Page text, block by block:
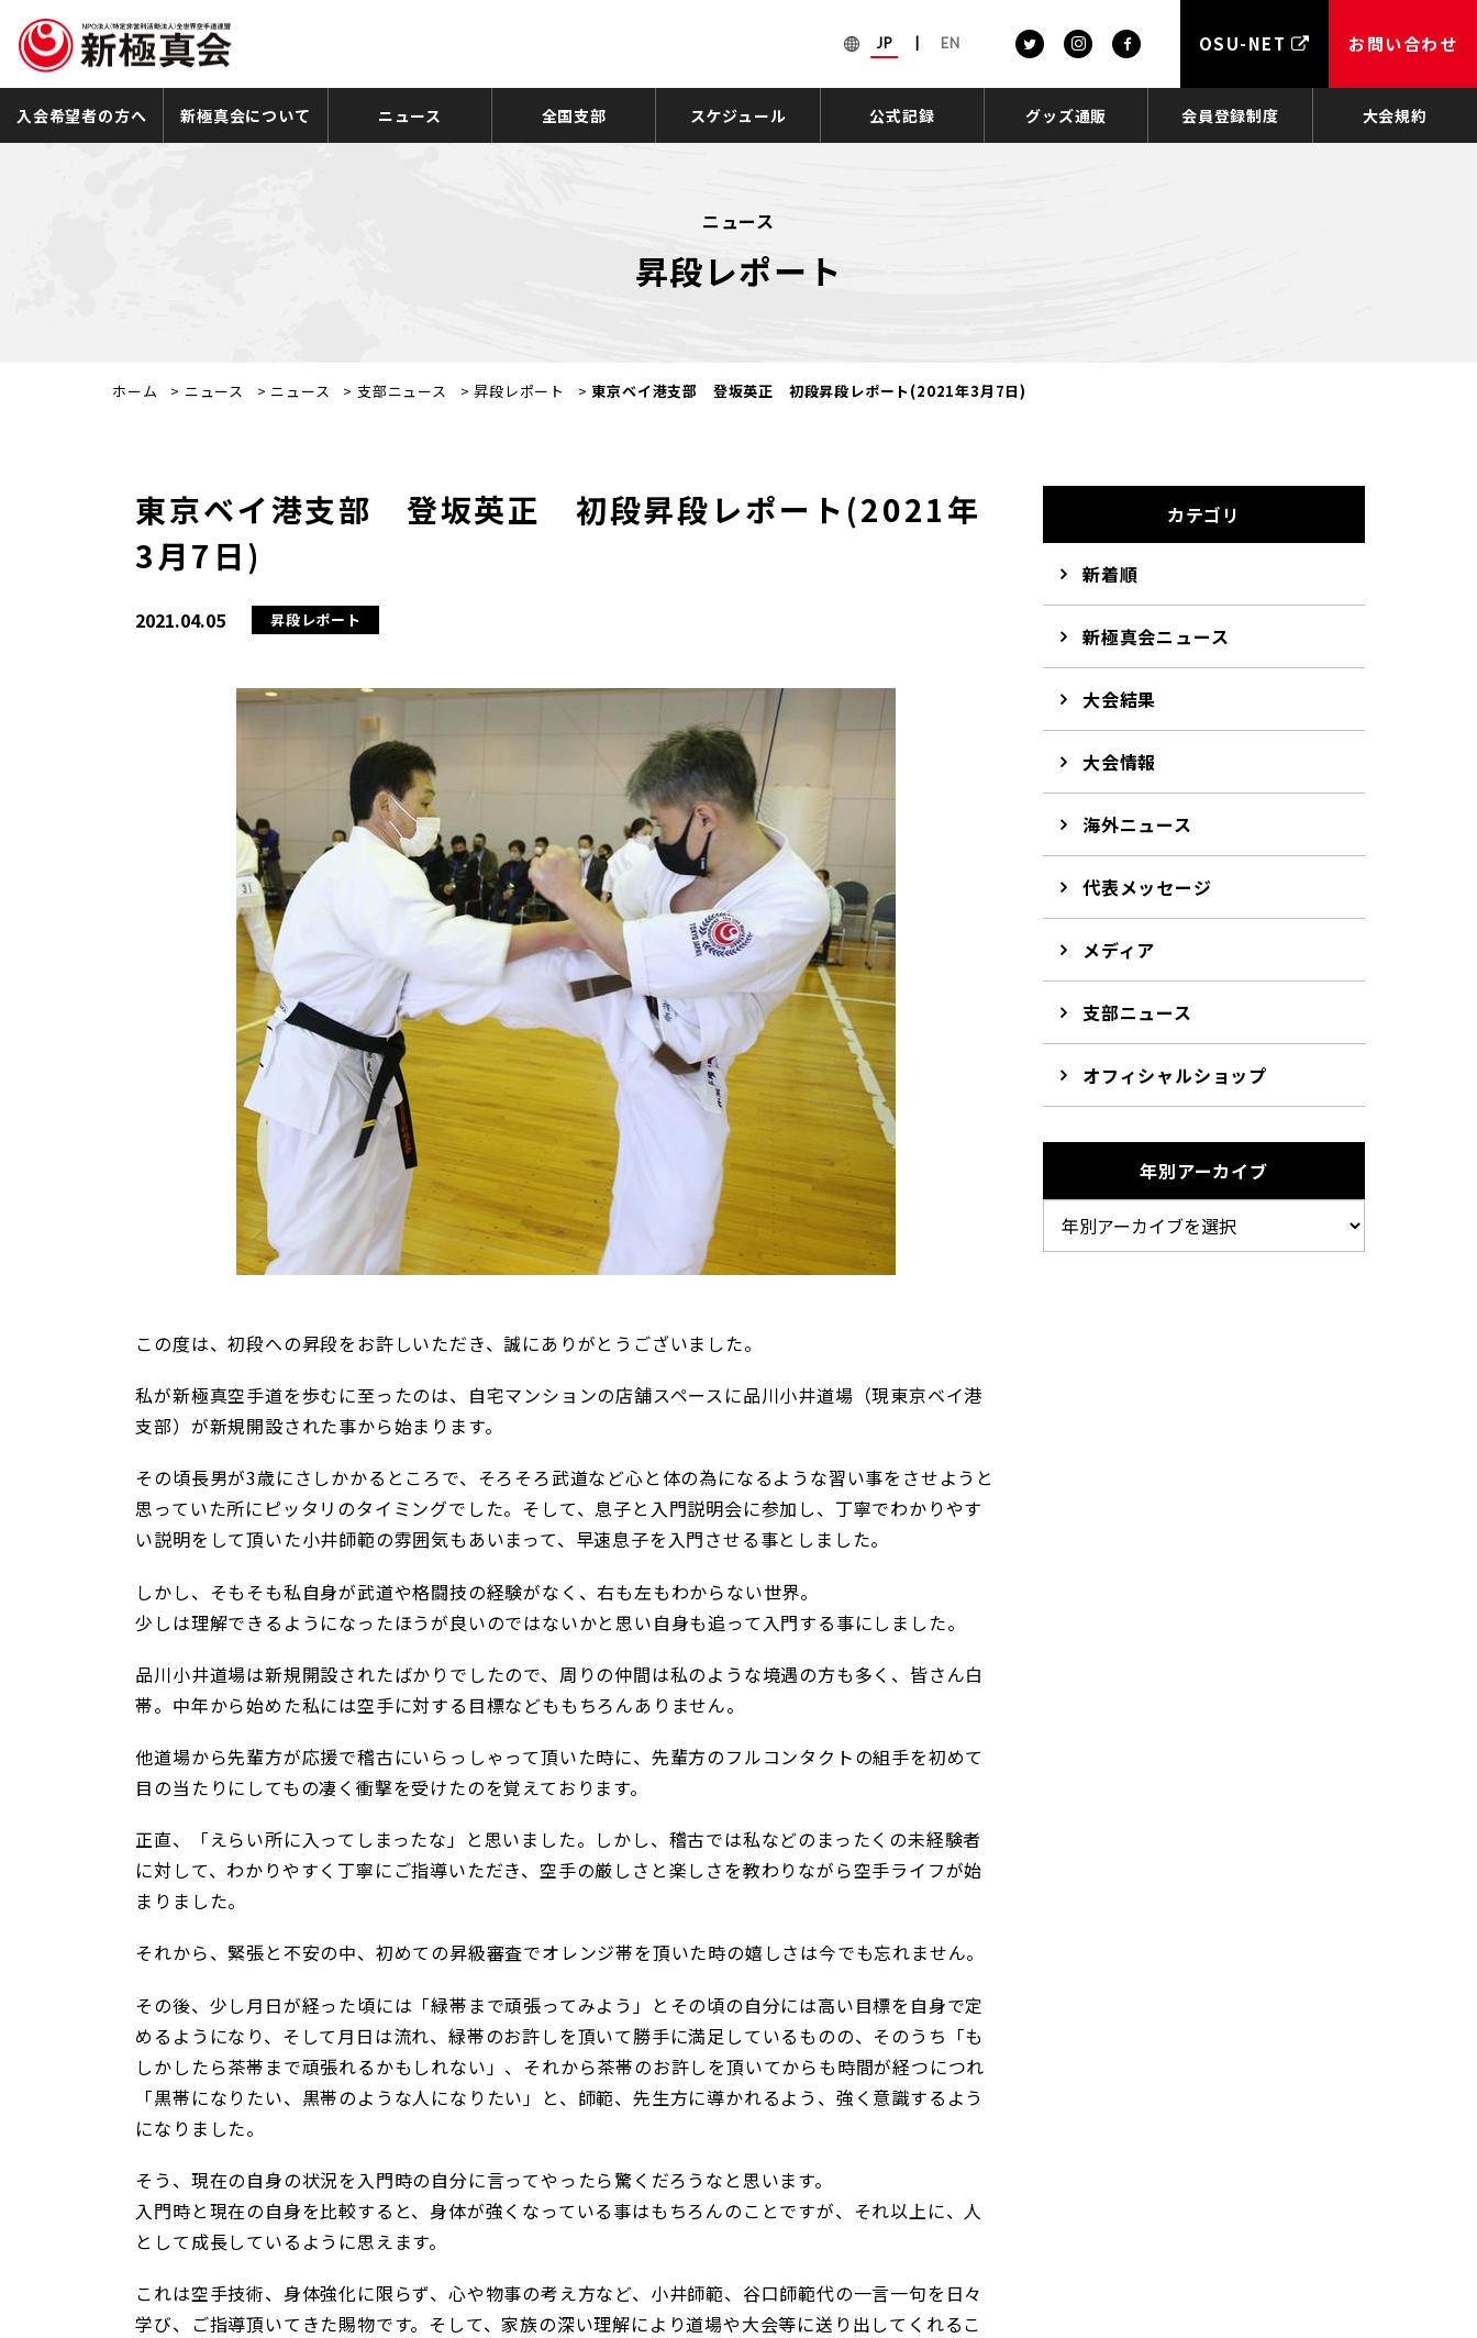
JP EN OSU-NET お問い合わせ
入会希望者の方へ 新極真会について ニュース 全国支部 スケジュール 公式記録 グッズ通販 会員登録制度 大会規約
ニュース
昇段レポート
ホーム > ニュース > ニュース > 支部ニュース >昇段レポート > 東京ベイ港支部 登坂英正 初段昇段レポート(2021年3月7日)
東京ベイ港支部 登坂英正 初段昇段レポート(2021年
3月7日)
2021.04.05 昇段レポート
この度は、初段への昇段をお許しいただき、誠にありがとうございました。
私が新極真空手道を歩むに至ったのは、自宅マンションの店舗スペースに品川小井道場（現東京ベイ港
支部）が新規開設された事から始まります。
その頃長男が3歳にさしかかるところで、そろそろ武道など心と体の為になるような習い事をさせようと
思っていた所にピッタリのタイミングでした。そして、息子と入門説明会に参加し、丁寧でわかりやす
い説明をして頂いた小井師範の雰囲気もあいまって、早速息子を入門させる事としました。
しかし、そもそも私自身が武道や格闘技の経験がなく、右も左もわからない世界。
少しは理解できるようになったほうが良いのではないかと思い自身も追って入門する事にしました。
品川小井道場は新規開設されたばかりでしたので、周りの仲間は私のような境遇の方も多く、皆さん白
帯。中年から始めた私には空手に対する目標などももちろんありません。
他道場から先輩方が応援で稽古にいらっしゃって頂いた時に、先輩方のフルコンタクトの組手を初めて
目の当たりにしてもの凄く衝撃を受けたのを覚えております。
正直、「えらい所に入ってしまったな」と思いました。しかし、稽古では私などのまったくの未経験者
に対して、わかりやすく丁寧にご指導いただき、空手の厳しさと楽しさを教わりながら空手ライフが始
まりました。
それから、緊張と不安の中、初めての昇級審査でオレンジ帯を頂いた時の嬉しさは今でも忘れません。
その後、少し月日が経った頃には「緑帯まで頑張ってみよう」とその頃の自分には高い目標を自身で定
めるようになり、そして月日は流れ、緑帯のお許しを頂いて勝手に満足しているものの、そのうち「も
しかしたら茶帯まで頑張れるかもしれない」、それから茶帯のお許しを頂いてからも時間が経つにつれ
「黒帯になりたい、黒帯のような人になりたい」と、師範、先生方に導かれるよう、強く意識するよう
になりました。
そう、現在の自身の状況を入門時の自分に言ってやったら驚くだろうなと思います。
入門時と現在の自身を比較すると、身体が強くなっている事はもちろんのことですが、それ以上に、人
として成長しているように思えます。
これは空手技術、身体強化に限らず、心や物事の考え方など、小井師範、谷口師範代の一言一句を日々
学び、ご指導頂いてきた賜物です。そして、家族の深い理解により道場や大会等に送り出してくれるこ
カテゴリ
新着順
新極真会ニュース
大会結果
大会情報
海外ニュース
代表メッセージ
メディア
支部ニュース
オフィシャルショップ
年別アーカイブ